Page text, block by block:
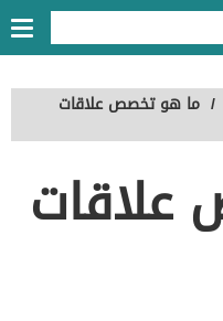
/ ما هو تخصص علاقات